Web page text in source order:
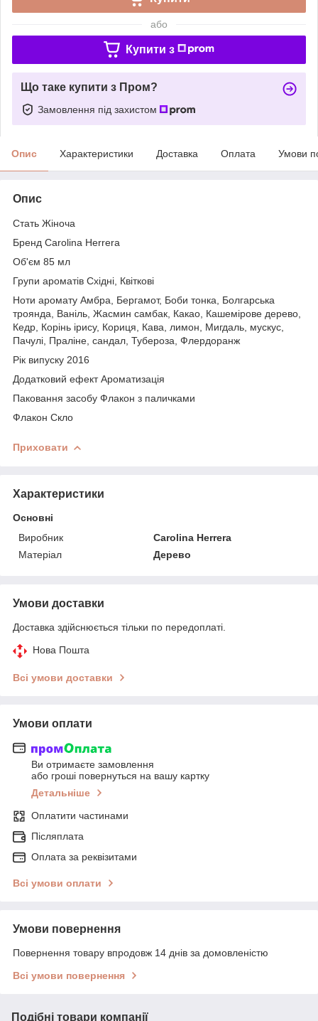
або
Купити з
Що таке купити з Пром?
Замовлення під захистом
Опис Характеристики Доставка Оплата Умови
Опис
Стать Жіноча
Бренд Carolina Herrera
Об'єм 85 мл
Групи ароматів Східні, Квіткові
Ноти аромату Амбра, Бергамот, Боби тонка, Болгарська
троянда, Ваніль, Жасмин самбак, Какао, Кашемірове дерево,
Кедр, Корінь ірису, Кориця, Кава, лимон, Мигдаль, мускус,
Пачулі, Праліне, сандал, Тубероза, Флердоранж
Рік випуску 2016
Додатковий ефект Ароматизація
Паковання засобу Флакон з паличками
Флакон Скло
Приховати
Характеристики
Основні
Виробник
Carolina Herrera
Матеріал
Дерево
Умови доставки
Доставка здійснюється тільки по передоплаті.
Нова Пошта
Всі умови доставки
Умови оплати
Ви отримаєте замовлення
або гроші повернуться на вашу картку
Детальніше
Оплатити частинами
Післяплата
Оплата за реквізитами
Всі умови оплати
Умови повернення
Повернення товару впродовж 14 днів за домовленістю
Всі умови повернення
Подібні товари компанії